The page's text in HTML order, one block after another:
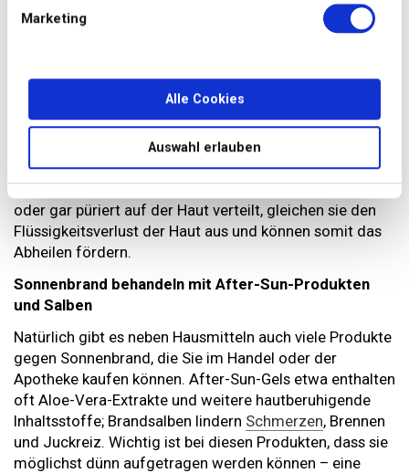
Marketing
Alle Cookies
Auswahl erlauben
Ein weiteres Hausmittel, mit dem Sie die Symptome
eines leichten Sonnenbrands lindern können, istTee: Vor
Gerbstoffe die Haut beruhigen. Auch Salbeitee soll
Rötungen reduzieren und das geschädigte Gewebe bei
der Heilung unterstützen können.
Gurken und Kartoffeln sollen ebenfalls gegen
Sonnenbrand helfen: In dünne Scheiben geschnitten
oder gar püriert auf der Haut verteilt, gleichen sie den
Flüssigkeitsverlust der Haut aus und können somit das
Abheilen fördern.
Sonnenbrand behandeln mit After-Sun-Produkten
und Salben
Natürlich gibt es neben Hausmitteln auch viele Produkte
gegen Sonnenbrand, die Sie im Handel oder der
Apotheke kaufen können. After-Sun-Gels etwa enthalten
oft Aloe-Vera-Extrakte und weitere hautberuhigende
Inhaltsstoffe; Brandsalben lindern Schmerzen, Brennen
und Juckreiz. Wichtig ist bei diesen Produkten, dass sie
möglichst dünn aufgetragen werden können – eine